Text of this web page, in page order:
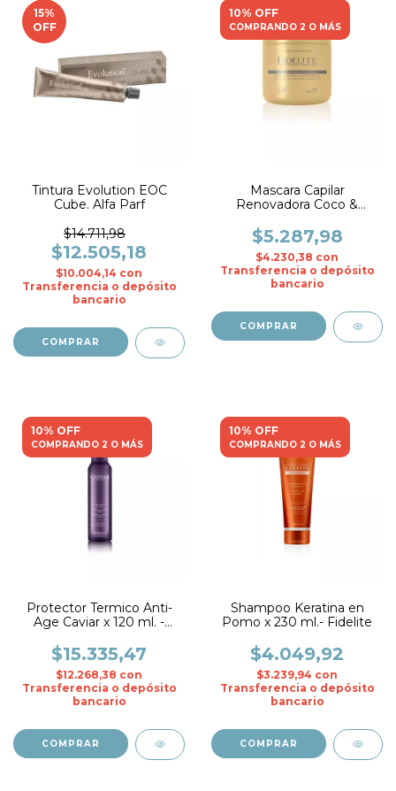
15%
OFF
Tintura Evolution EOC
Cube. Alfa Parf
$14.711,98
$12.505,18
$10.004,14 con
Transferencia o depósito
bancario
COMPRAR
10% OFF
COMPRANDO 2 O MÁS
Mascara Capilar
Renovadora Coco &
$5.287,98
$4.230,38 con
Transferencia o depósito
bancario
10% OFF
COMPRANDO 2 O MÁS
Protector Termico Anti-
Age Caviar x 120 ml. -
$15.335,47
$12.268,38 con
Transferencia o depósito
bancario
10% OFF
COMPRANDO 2 O MÁS
Shampoo Keratina en
Pomo x 230 ml.- Fidelite
$4.049,92
$3.239,94 con
Transferencia o depósito
bancario